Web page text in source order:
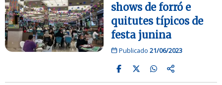
shows de forró e
quitutes típicos de
festa junina
Publicado 21/06/2023